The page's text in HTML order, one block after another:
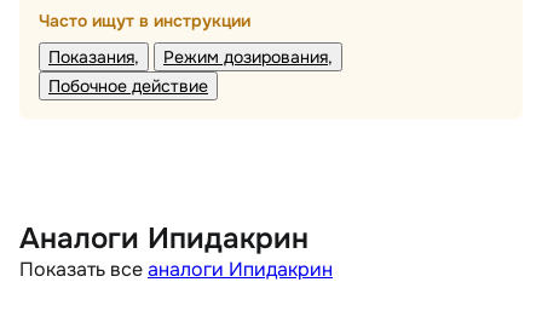
Часто ищут в инструкции
Показания
Режим дозирования
Побочное действие
Аналоги Ипидакрин
Показать всеаналоги Ипидакрин